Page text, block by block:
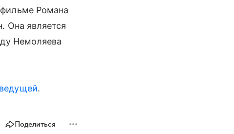
Романа
Она является
Немоляева
.
Поделиться